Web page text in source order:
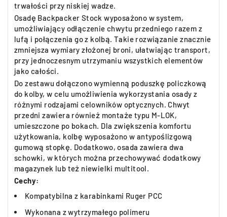
trwałości przy niskiej wadze.
Osadę Backpacker Stock wyposażono w system,
umożliwiający odłączenie chwytu przedniego razem z
lufą i połączenia go z kolbą. Takie rozwiązanie znacznie
zmniejsza wymiary złożonej broni, ułatwiając transport,
przy jednoczesnym utrzymaniu wszystkich elementów
jako całości.
Do zestawu dołączono wymienną poduszkę policzkową
do kolby, w celu umożliwienia wykorzystania osady z
różnymi rodzajami celowników optycznych. Chwyt
przedni zawiera również montaże typu M-LOK,
umieszczone po bokach. Dla zwiększenia komfortu
użytkowania, kolbę wyposażono w antypoślizgową
gumową stopkę. Dodatkowo, osada zawiera dwa
schowki, w których można przechowywać dodatkowy
magazynek lub też niewielki multitool.
Cechy:
Kompatybilna z karabinkami Ruger PCC
Wykonana z wytrzymałego polimeru